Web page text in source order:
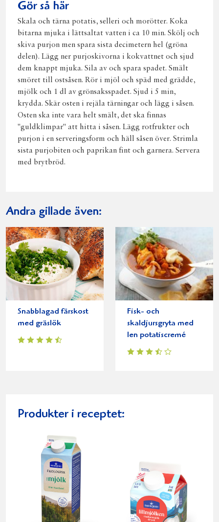
Gör så här
Skala och tärna potatis, selleri och morötter. Koka
bitarna mjuka i lättsaltat vatten i ca 10 min. Skölj och
skiva purjon men spara sista decimetern hel (gröna
delen). Lägg ner purjoskivorna i kokvattnet och sjud
dem knappt mjuka. Sila av och spara spadet. Smält
smöret till ostsåsen. Rör i mjöl och späd med grädde,
mjölk och 1 dl av grönsaksspadet. Sjud i 5 min,
krydda. Skär osten i rejäla tärningar och lägg i såsen.
Osten ska inte vara helt smält, det ska finnas
"guldklimpar" att hitta i såsen. Lägg rotfrukter och
purjon i en serveringsform och häll såsen över. Strimla
sista purjobiten och paprikan fint och garnera. Servera
med brytbröd.
Andra gillade även:
Snabblagad färskost
med gräslök
Fisk- och
skaldjursgryta med
len potatiscremé
Produkter i receptet: